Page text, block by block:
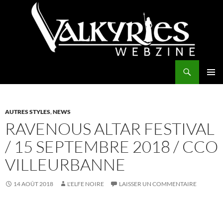
AUTRES STYLES,NEWS
RAVENOUS ALTAR FESTIVAL
/ 15 SEPTEMBRE 2018 / CCO
VILLEURBANNE
14 AOÛT 2018 L'ELFE NOIRE LAISSER UN COMMENTAIRE